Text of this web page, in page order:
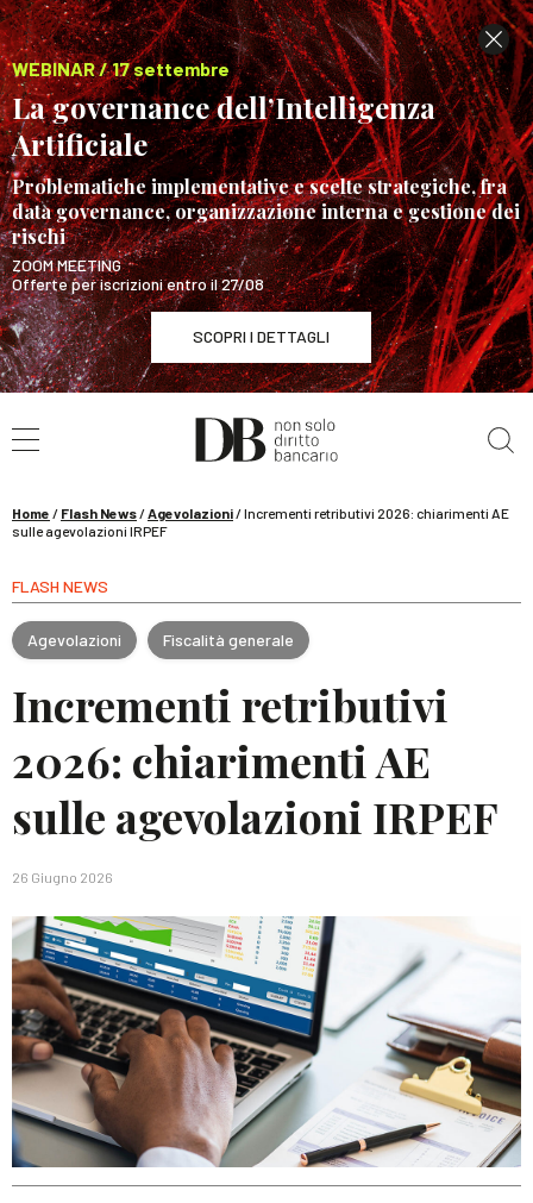
WEBINAR / 17 settembre
La governance dell’Intelligenza
Artificiale
Problematiche implementative e scelte strategiche, fra
data governance, organizzazione interna e gestione dei
rischi
ZOOM MEETING
Offerte per iscrizioni entro il 27/08
SCOPRI I DETTAGLI
WEBINAR / 17 settembre
La governance dell’Intelligenza Artificiale
Home / Flash News/Agevolazioni/Incrementi retributivi 2026: chiarimenti AE
sulle agevolazioni IRPEF
FLASH NEWS
Agevolazioni Fiscalità generale
Incrementi retributivi
2026: chiarimenti AE
sulle agevolazioni IRPEF
26 Giugno 2026